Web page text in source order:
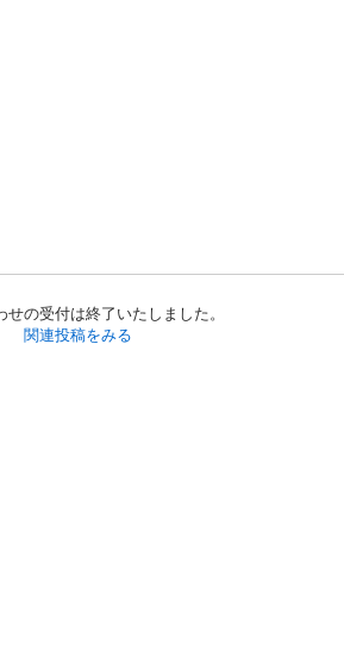
せの受付は終了いたしました。
関連投稿をみる